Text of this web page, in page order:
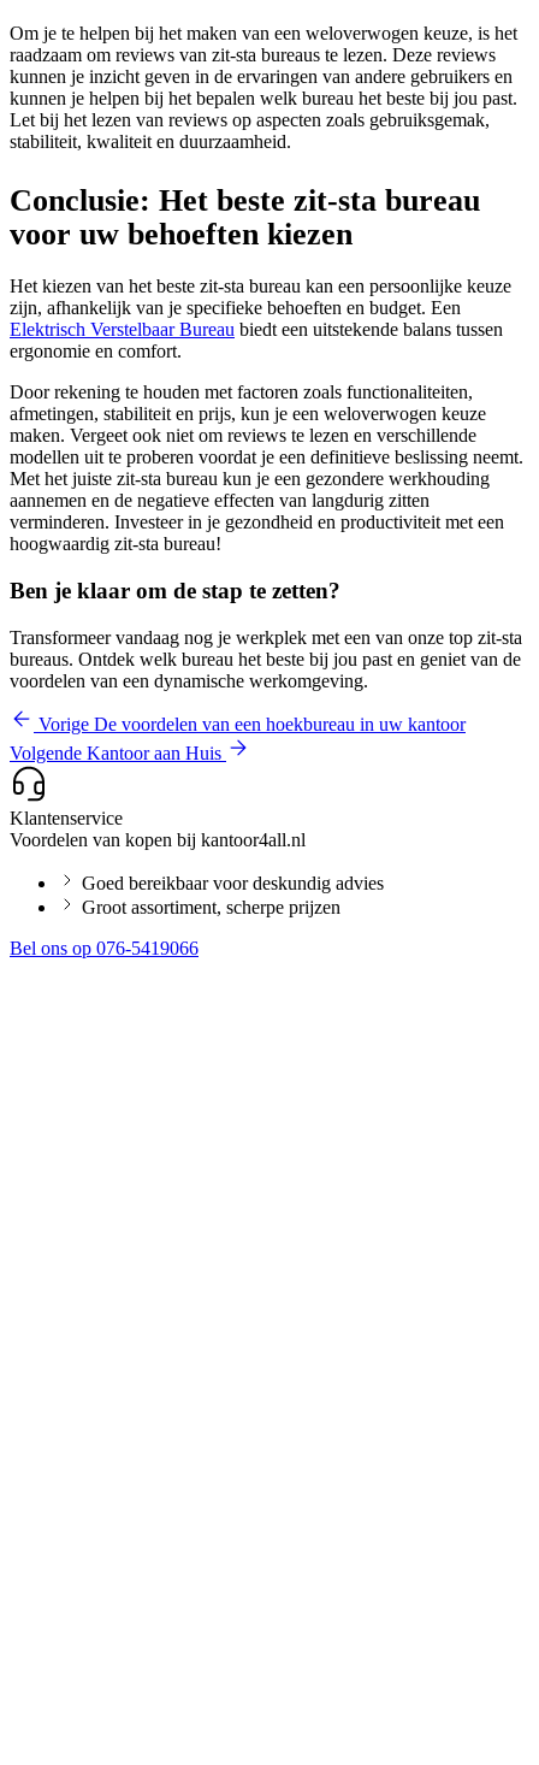
Om je te helpen bij het maken van een weloverwogen keuze, is het
raadzaam om reviews van zit-sta bureaus te lezen. Deze reviews
kunnen je inzicht geven in de ervaringen van andere gebruikers en
kunnen je helpen bij het bepalen welk bureau het beste bij jou past.
Let bij het lezen van reviews op aspecten zoals gebruiksgemak,
stabiliteit, kwaliteit en duurzaamheid.
Conclusie: Het beste zit-sta bureau
voor uw behoeften kiezen
Het kiezen van het beste zit-sta bureau kan een persoonlijke keuze
zijn, afhankelijk van je specifieke behoeften en budget. Een
Elektrisch Verstelbaar Bureau biedt een uitstekende balans tussen
ergonomie en comfort.
Door rekening te houden met factoren zoals functionaliteiten,
afmetingen, stabiliteit en prijs, kun je een weloverwogen keuze
maken. Vergeet ook niet om reviews te lezen en verschillende
modellen uit te proberen voordat je een definitieve beslissing neemt.
Met het juiste zit-sta bureau kun je een gezondere werkhouding
aannemen en de negatieve effecten van langdurig zitten
verminderen. Investeer in je gezondheid en productiviteit met een
hoogwaardig zit-sta bureau!
Ben je klaar om de stap te zetten?
Transformeer vandaag nog je werkplek met een van onze top zit-sta
bureaus. Ontdek welk bureau het beste bij jou past en geniet van de
voordelen van een dynamische werkomgeving.
Vorige De voordelen van een hoekbureau in uw kantoor
Volgende Kantoor aan Huis
Klantenservice
Voordelen van kopen bij kantoor4all.nl
Goed bereikbaar voor deskundig advies
Groot assortiment, scherpe prijzen
Bel ons op 076-5419066